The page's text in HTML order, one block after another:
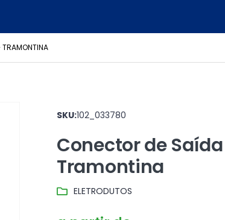
SKU:102_033780
Conector de
Tramontina
ELETRODUTOS